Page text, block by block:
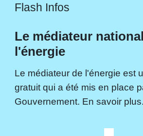
Flash Infos
Le médiateur
l'énergie
Le médiateur de l'énergie est
gratuit qui a été mis en place
Gouvernement. En savoir